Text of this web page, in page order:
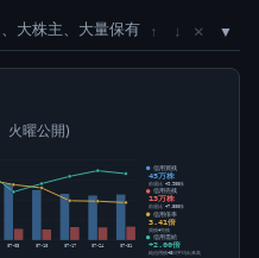
大株主、大量保有 ↑ ↓ ×
火曜公開)
07-03 07-10 07-17 07-24 07-31
信用買残
45万株
前週比 +9,900株
信用売残
13万株
前週比 +7,500株
信用倍率
3.41倍
買残÷売残
信用需給
+2.00倍
純信用残÷5日平均出来高